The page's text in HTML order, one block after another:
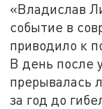
«Владислав
событие в
приводило к
В день после
прерывалась
за год до